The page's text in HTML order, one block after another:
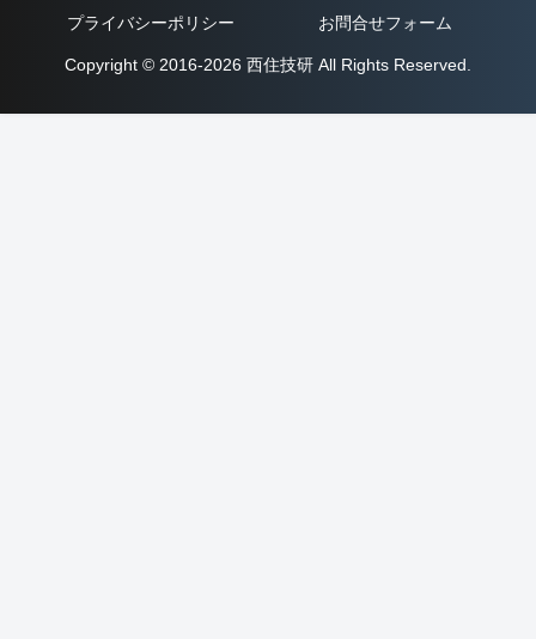
プライバシーポリシー お問合せフォーム
Copyright © 2016-2026 西住技研 All Rights Reserved.